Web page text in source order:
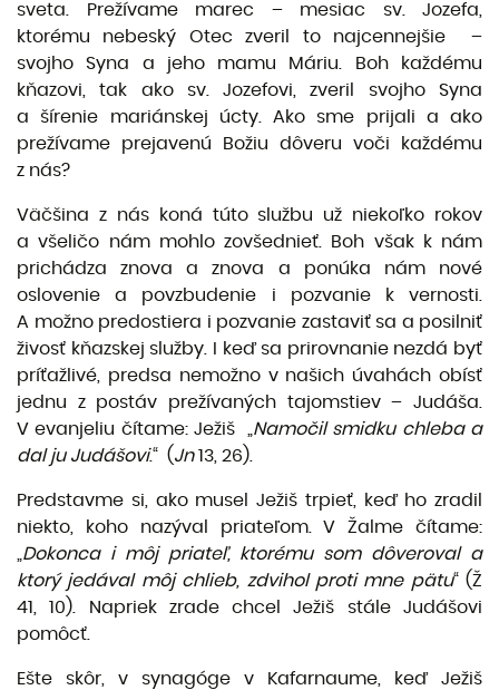
sveta. Prežívame marec – mesiac sv. Jozefa,
ktorému nebeský Otec zveril to najcennejšie –
svojho Syna a jeho mamu Máriu. Boh každému
kňazovi, tak ako sv. Jozefovi, zveril svojho Syna
a šírenie mariánskej úcty. Ako sme prijali a ako
prežívame prejavenú Božiu dôveru voči každému
z nás?
Väčšina z nás koná túto službu už niekoľko rokov
a všeličo nám mohlo zovšednieť. Boh však k nám
prichádza znova a znova a ponúka nám nové
oslovenie a povzbudenie i pozvanie k vernosti.
A možno predostiera i pozvanie zastaviť sa a posilniť
živosť kňazskej služby. I keď sa prirovnanie nezdá byť
príťažlivé, predsa nemožno v našich úvahách obísť
jednu z postáv prežívaných tajomstiev – Judáša.
V evanjeliu čítame: Ježiš „ Namočil smidku chleba a
dal ju Judášovi.“ ( Jn13, 26).
Predstavme si, ako musel Ježiš trpieť, keď ho zradil
niekto, koho nazýval priateľom. V Žalme čítame:
Dokonca i môj priateľ, ktorému som dôveroval a
ktorý jedával môj chlieb, zdvihol proti mne pätu“ (Ž
41, 10). Napriek zrade chcel Ježiš stále Judášovi
pomôcť.
Ešte skôr, v synagóge v Kafarnaume, keď Ježiš